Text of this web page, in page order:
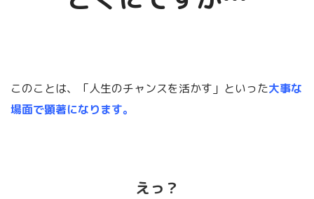
このことは、「人生のチャンスを活かす」といった大事な
場面で顕著になります。
えっ？